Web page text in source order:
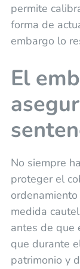
permite
forma de
embargo lo
El
No siempre
proteger el
medida
antes de que
que durante
patrimonio y